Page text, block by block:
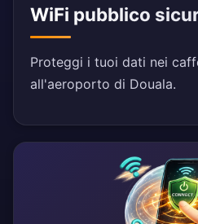
WiFi pubblico
Proteggi i tuoi dati nei
all'aeroporto di Douala.